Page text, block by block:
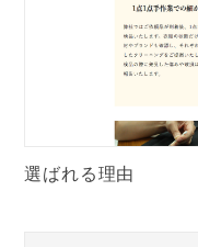
選ばれる理由